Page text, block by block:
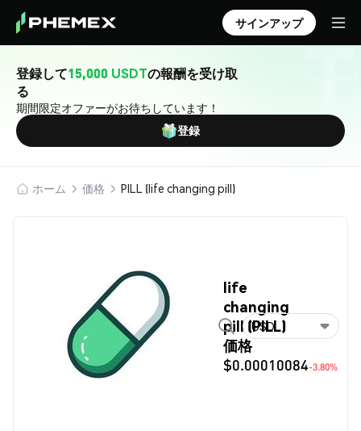
サインアップ
登録して15,000 USDTの報酬を受け取
る
期間限定オファーがお待ちしています！
登録
ホーム 価格 PILL (life changing pill)
life
changing
pill (PILL)
価格
$0.00010084-3.80%
USD